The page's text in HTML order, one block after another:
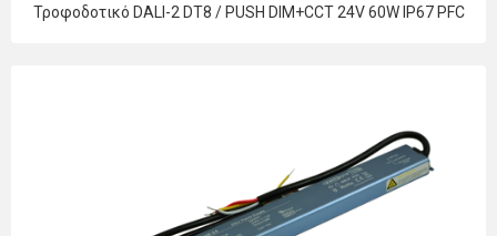
Τροφοδοτικό DALI-2 DT8 / PUSH DIM+CCT 24V 60W IP67 PFC